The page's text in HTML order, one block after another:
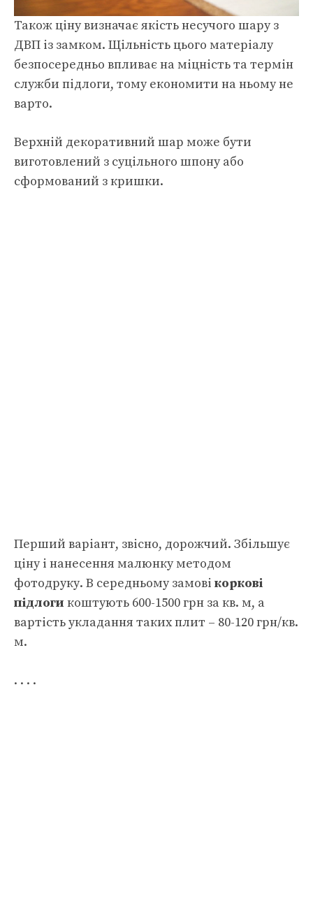
Також ціну визначає якість несучого шару з
ДВП із замком. Щільність цього матеріалу
безпосередньо впливає на міцність та термін
служби підлоги, тому економити на ньому не
варто.
Верхній декоративний шар може бути
виготовлений з суцільного шпону або
сформований з кришки.
Перший варіант, звісно, дорожчий. Збільшує
ціну і нанесення малюнку методом
фотодруку. В середньому замові коркові
підлоги коштують 600-1500 грн за кв. м, а
вартість укладання таких плит – 80-120 грн/кв.
м.
. . . .